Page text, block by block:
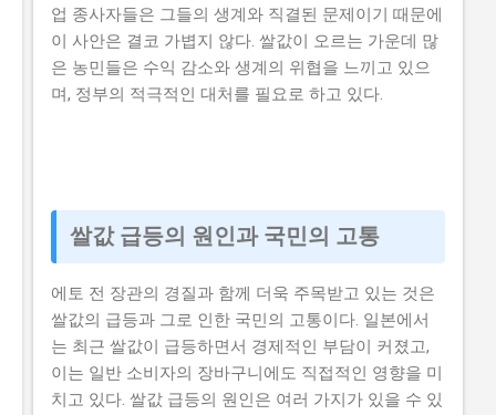
업 종사자들은 그들의 생계와 직결된 문제이기 때문에
이 사안은 결코 가볍지 않다. 쌀값이 오르는 가운데 많
은 농민들은 수익 감소와 생계의 위협을 느끼고 있으
며, 정부의 적극적인 대처를 필요로 하고 있다.
쌀값 급등의 원인과 국민의 고통
에토 전 장관의 경질과 함께 더욱 주목받고 있는 것은
쌀값의 급등과 그로 인한 국민의 고통이다. 일본에서
는 최근 쌀값이 급등하면서 경제적인 부담이 커졌고,
이는 일반 소비자의 장바구니에도 직접적인 영향을 미
치고 있다. 쌀값 급등의 원인은 여러 가지가 있을 수 있